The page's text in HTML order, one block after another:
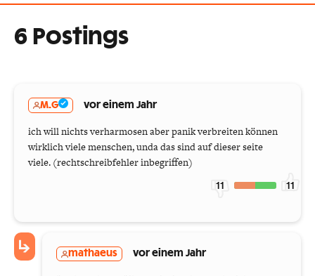
6 Postings
M.G vor einem Jahr
ich will nichts verharmosen aber panik verbreiten können
wirklich viele menschen, unda das sind auf dieser seite
viele. (rechtschreibfehler inbegriffen)
11 11
mathaeus vor einem Jahr